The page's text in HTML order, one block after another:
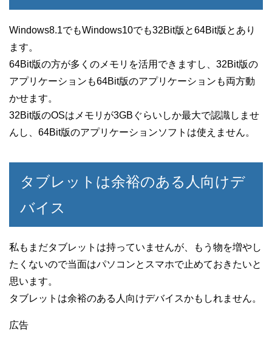
Windows8.1でもWindows10でも32Bit版と64Bit版とあり
ます。
64Bit版の方が多くのメモリを活用できますし、32Bit版の
アプリケーションも64Bit版のアプリケーションも両方動
かせます。
32Bit版のOSはメモリが3GBぐらいしか最大で認識しませ
んし、64Bit版のアプリケーションソフトは使えません。
タブレットは余裕のある人向けデ
バイス
私もまだタブレットは持っていませんが、もう物を増やし
たくないので当面はパソコンとスマホで止めておきたいと
思います。
タブレットは余裕のある人向けデバイスかもしれません。
広告